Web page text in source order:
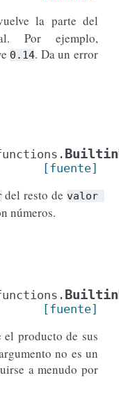
la parte del
Por ejemplo,
0.14. Da un error
[fuente]
del resto de valor
números.
[fuente]
el producto de sus
no es un
a menudo por